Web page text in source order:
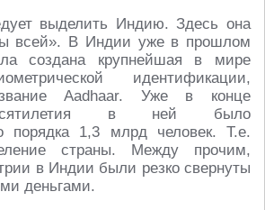
выделить Индию. Здесь она
всей». В Индии уже в прошлом
создана крупнейшая в мире
идентификации,
Aadhaar. Уже в конце
в ней было
порядка 1,3 млрд человек. Т.е.
страны. Между прочим,
в Индии были резко свернуты
деньгами.